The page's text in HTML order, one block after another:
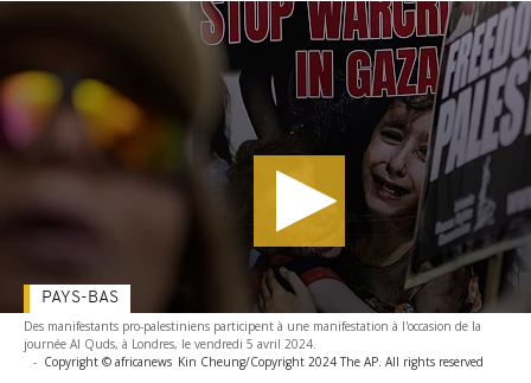
Des manifestants pro-palestiniens participent à une manifestation à l'occasion de la
journée Al Quds, à Londres, le vendredi 5 avril 2024.
- Copyright © africanews Kin Cheung/Copyright 2024 The AP. All rights reserved
PAYS-BAS